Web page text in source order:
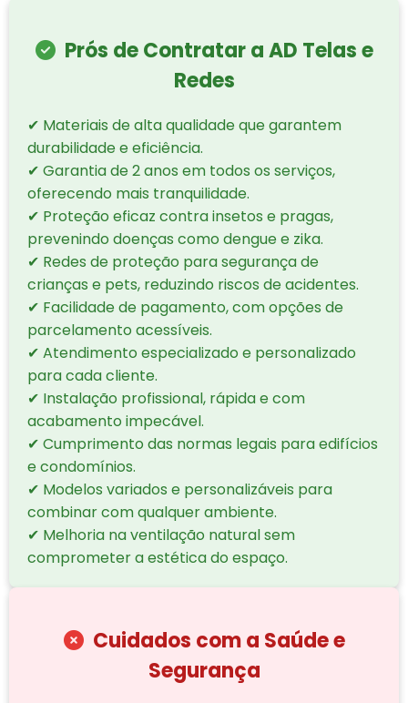
Prós de Contratar a AD Telas e
Redes
✔ Materiais de alta qualidade que garantem
durabilidade e eficiência.
✔ Garantia de 2 anos em todos os serviços,
oferecendo mais tranquilidade.
✔ Proteção eficaz contra insetos e pragas,
prevenindo doenças como dengue e zika.
✔ Redes de proteção para segurança de
crianças e pets, reduzindo riscos de acidentes.
✔ Facilidade de pagamento, com opções de
parcelamento acessíveis.
✔ Atendimento especializado e personalizado
para cada cliente.
✔ Instalação profissional, rápida e com
acabamento impecável.
✔ Cumprimento das normas legais para edifícios
e condomínios.
✔ Modelos variados e personalizáveis para
combinar com qualquer ambiente.
✔ Melhoria na ventilação natural sem
comprometer a estética do espaço.
Cuidados com a Saúde e
Segurança